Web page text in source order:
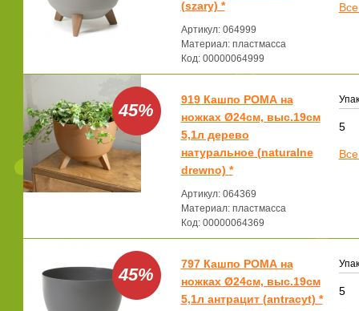
(szary) *
Артикул: 064999
Материал: пластмасса
Код: 00000064999
45%
919 Кашпо РОМА на
ножках Ø24см, выс.19см
5,1л дерево
натуральное (naturalne
drewno) *
Артикул: 064369
Материал: пластмасса
Код: 00000064369
5
45%
797 Кашпо РОМА на
ножках Ø24см, выс.19см
5,1л антрацит (antracyt) *
5